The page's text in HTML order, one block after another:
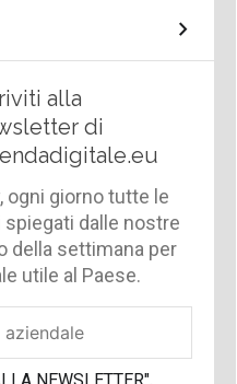
alla
di
ogni giorno tutte le
dalle nostre
della settimana per
utile al Paese.